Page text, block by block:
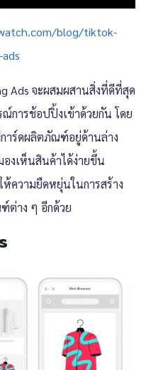
blog/tiktok-
Ads จะผสมผสานสิ่งที่ดีที่สุด
การช้อปปิ้งเข้าด้วยกัน โดย
าร์ดผลิตภัณฑ์อยู่ด้านล่าง
งเห็นสินค้าได้ง่ายขึ้น
ห้ความยืดหยุ่นในการสร้าง
ต่าง ๆ อีกด้วย